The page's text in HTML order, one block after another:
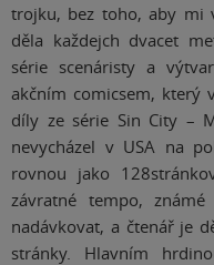
trojku, bez toho, aby mi
děla každejch dvacet
série scenáristy a
akčním comicsem, který
díly ze série Sin City –
nevycházel v USA na
rovnou jako
závratné tempo,
nadávkovat, a čtenář je
stránky. Hlavním